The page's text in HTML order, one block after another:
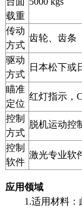
载重
传动
方式
齿轮、齿条
驱动
方式
日本松下或
瞄准
定位
红灯指示，
控制
方式
脱机运动控
控制
软件
激光专业软
应用领域
1.适用材料：